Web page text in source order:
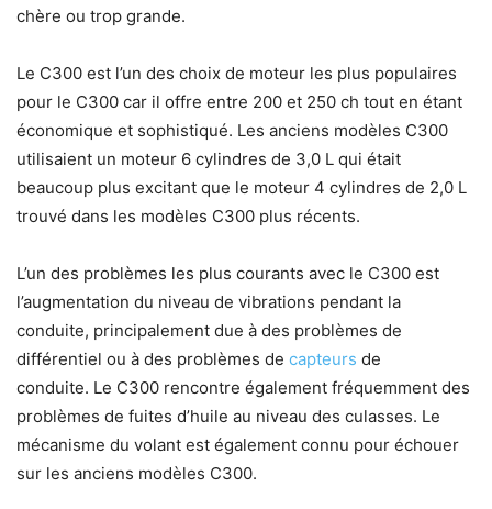
chère ou trop grande.
Le C300 est l’un des choix de moteur les plus populaires
pour le C300 car il offre entre 200 et 250 ch tout en étant
économique et sophistiqué. Les anciens modèles C300
utilisaient un moteur 6 cylindres de 3,0 L qui était
beaucoup plus excitant que le moteur 4 cylindres de 2,0 L
trouvé dans les modèles C300 plus récents.
L’un des problèmes les plus courants avec le C300 est
l’augmentation du niveau de vibrations pendant la
conduite, principalement due à des problèmes de
différentiel ou à des problèmes de capteurs de
conduite. Le C300 rencontre également fréquemment des
problèmes de fuites d’huile au niveau des culasses. Le
mécanisme du volant est également connu pour échouer
sur les anciens modèles C300.